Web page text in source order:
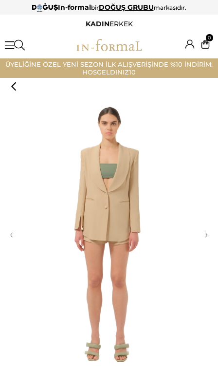
In-formalbirDOĞUŞ GRUBUmarkasıdır.
KADINERKEK
0
ÜYELİĞİNE ÖZEL YENİ SEZON İLK ALIŞVERİŞİNDE %10 İNDİRİM:
HOSGELDINIZ10
‹ ›